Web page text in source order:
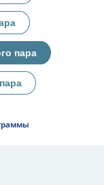
пара